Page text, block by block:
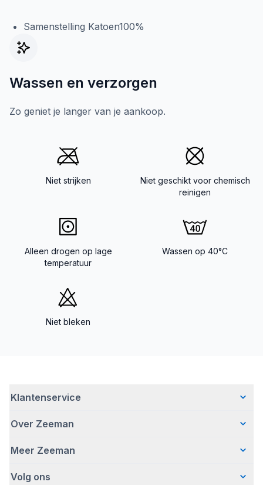
Samenstelling Katoen100%
Wassen en verzorgen
Zo geniet je langer van je aankoop.
Niet strijken
Niet geschikt voor chemisch
reinigen
Alleen drogen op lage
temperatuur
Wassen op 40°C
Niet bleken
Klantenservice
Veelgestelde vragen
Bezorgen
Over Zeeman
Wie wij zijn
Hoe wij verantwoord ondernemen
Meer Zeeman
Veiligheidswaarschuwing
Volg ons